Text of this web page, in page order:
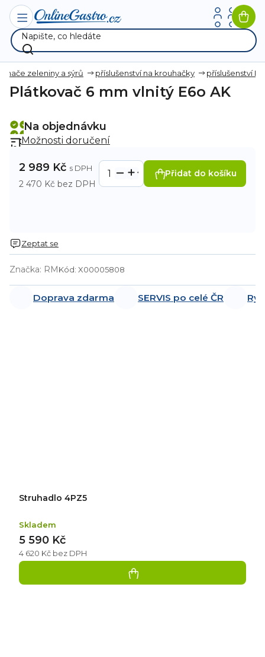
Přejít
obsah
zeleniny a sýrů příslušenství na krouhačky příslušenství
Plátkovač 6 mm vlnitý E6o AK
Značka: RMKód: X00005808
Na objednávku
Možnosti doručení
2 989 Kč
2 470 Kč bez DPH
Přidat do košíku
Zeptat se
Doprava zdarma SERVIS po celé ČR
Struhadlo 4PZ5
Skladem
4 620 Kč bez DPH
5 590 Kč